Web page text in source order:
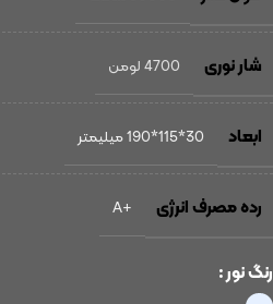
شار نوری 4700 لومن
ابعاد 30*115*190 میلیمتر
رده مصرف انرژی +A
رنگ نور